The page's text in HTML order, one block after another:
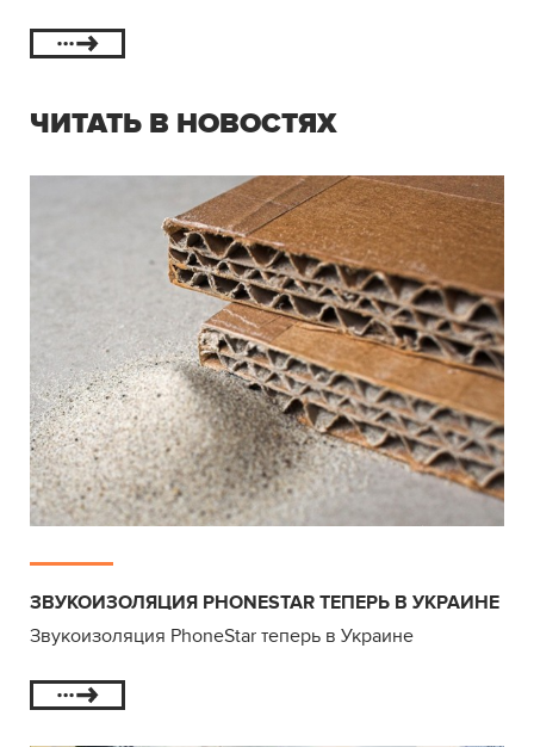
ЧИТАТЬ В НОВОСТЯХ
ЗВУКОИЗОЛЯЦИЯ PHONESTAR ТЕПЕРЬ В УКРАИНЕ
Звукоизоляция PhoneStar теперь в Украине